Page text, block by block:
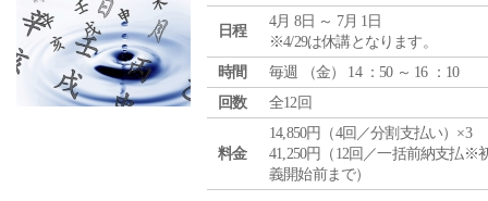
日程
4月 8日 ～ 7月 1日
※4/29は休講となります。
時間
毎週 （金） 14 ：50 ～ 16 ：10
回数
全12回
料金
14,850円（4回／分割支払い）×3
41,250円（12回／一括前納支払※
義開始前まで）